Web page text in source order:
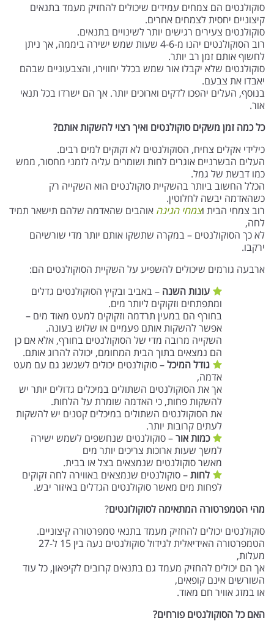
סוקולנטים הם צמחים עמידים שיכולים להחזיק מעמד בתנאים
קיצוניים יחסית לצמחים אחרים.
סוקולנטים צעירים רגישים יותר לשינויים בתנאים.
רוב הסוקולנטים יהנו מ-4-6 שעות שמש ישירה ביממה, אך ניתן
לחשוף אותם זמן רב יותר.
סוקולנטים שלא יקבלו אור שמש בכלל יחווירו, והצבעוניים שבהם
יאבדו את צבעם.
בנוסף, העלים יהפכו לדקים וארוכים יותר. אך הם ישרדו בכל תנאי
אור.
כל כמה זמן משקים סוקולנטים ואיך רצוי להשקות אותם?
כילידי אקלים צחיח, הסוקולנטים לא זקוקים למים רבים.
העלים הבשרניים אוגרים לחות ושומרים עליה לזמני מחסור, ממש
כמו דבשת של גמל.
הכלל החשוב ביותר בהשקיית סוקולנטים הוא השקייה רק
כשהאדמה יבשה לחלוטין.
רוב צמחי הבית וצמחי הגינה אוהבים שהאדמה שלהם תישאר תמיד
לחה,
לא כך הסוקולנטים – במקרה שתשקו אותם יותר מדי שורשיהם
ירקבו.
ארבעה גורמים שיכולים להשפיע על השקיית הסוקולנטים הם:
עונות השנה – באביב ובקיץ הסוקולנטים גדלים
ומתפתחים וזקוקים ליותר מים.
בחורף הם במעין תרדמה וזקוקים למעט מאוד מים –
אפשר להשקות אותם פעמיים או שלוש בעונה.
השקייה מרובה מדי של הסוקולנטים בחורף, אלא אם כן
הם נמצאים בתוך הבית המחומם, יכולה להרוג אותם.
גודל המיכל– סוקולנטים יכולים לשגשג גם עם מעט
אדמה,
אך את הסוקולנטים השתולים במיכלים גדולים יותר יש
להשקות פחות, כי האדמה שומרת על הלחות.
את הסוקולנטים השתולים במיכלים קטנים יש להשקות
לעתים קרובות יותר.
כמות אור– סוקולנטים שנחשפים לשמש ישירה
למשך שעות ארוכות צריכים יותר מים
מאשר סוקולנטים שנמצאים בצל או בבית.
לחות– סוקולנטים שנמצאים באווירה לחה זקוקים
לפחות מים מאשר סוקולנטים הגדלים באיזור יבש.
מהי הטמפרטורה המתאימה לסוקולונטים?
סוקולנטים יכולים להחזיק מעמד בתנאי טמפרטורה קיצוניים.
הטמפרטורה האידיאלית לגידול סוקולנטים נעה בין 15 ל-27
מעלות,
אך הם יכולים להחזיק מעמד גם בתנאים קרובים לקיפאון, כל עוד
השורשים אינם קופאים,
או במזג אוויר חם מאוד.
האם כל הסוקולנטים פורחים?